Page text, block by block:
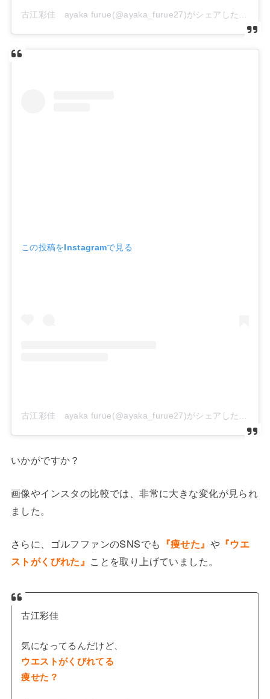
この投稿をInstagramで見る
いかがですか？
画像やインスタの比較では、非常に大きな変化が見られ
ました。
さらに、ゴルフファンのSNSでも 『痩せた』 や『ウエ
ストがくびれた』 ことを取り上げていました。
古江彩佳
気になってるんだけど、
ウエストがくびれてる
痩せた？